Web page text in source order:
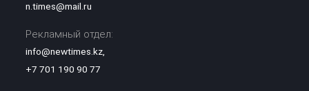
n.times@mail.ru
Рекламный отдел:
info@newtimes.kz,
+7 701 190 90 77